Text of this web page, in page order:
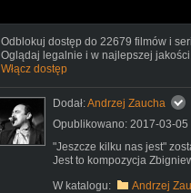
Odblokuj dostęp do 22679 filmów i
Oglądaj legalnie i w najlepszej
Włącz dostęp
Dodał:Andrzej Zaucha
Opublikowano: 2017-03-05
"Jeszcze kilku nas jest"
Jest to kompozycja
W katalogu:
Andrzej